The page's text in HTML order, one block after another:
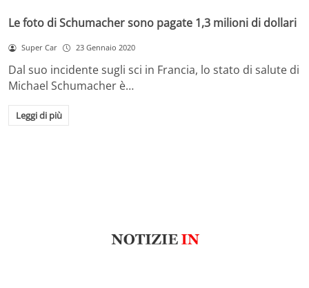
Le foto di Schumacher sono pagate 1,3 milioni di dollari
Super Car 23 Gennaio 2020
Dal suo incidente sugli sci in Francia, lo stato di salute di
Michael Schumacher è…
Leggi di più